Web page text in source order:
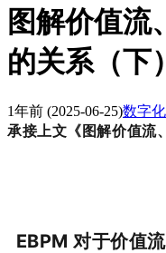
图解价值流
的关系（下）
1年前 (2025-06-25)数字
承接上文《 图解价值流
EBPM 对于价值